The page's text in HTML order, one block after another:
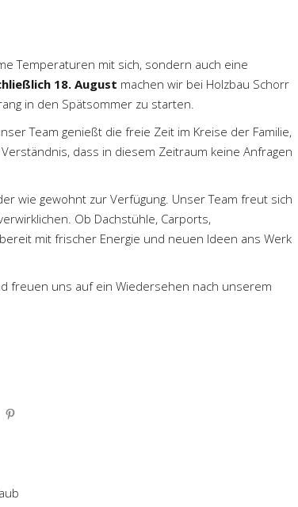
Temperaturen mit sich, sondern auch eine
18. August machen wir bei Holzbau Schorr
in den Spätsommer zu starten.
Team genießt die freie Zeit im Kreise der Familie,
dass in diesem Zeitraum keine Anfragen
wie gewohnt zur Verfügung. Unser Team freut sich
Ob Dachstühle, Carports,
mit frischer Energie und neuen Ideen ans Werk
freuen uns auf ein Wiedersehen nach unserem